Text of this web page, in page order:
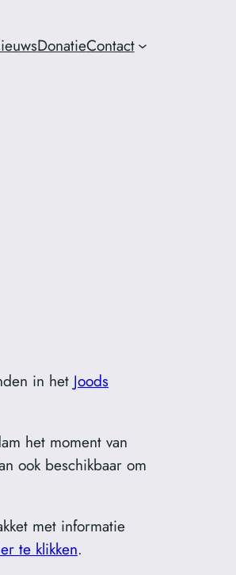
DonatieContact
in het Joods
het moment van
ook beschikbaar om
met informatie
te klikken.